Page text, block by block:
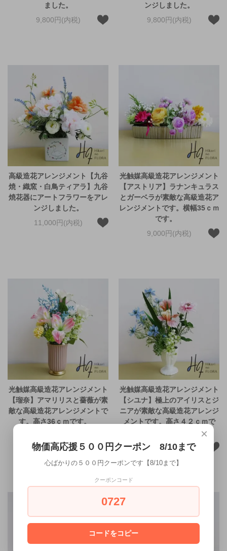
ました。
9,800円(内税)
ンジしました。
9,800円(内税)
高級造花アレンジメント【九谷
焼・織窯・白鳥ティアラ】九谷
焼花器にアートフラワーをアレ
ンジしました。
11,000円(内税)
光触媒高級造花アレンジメント
【アストリア】ラナンキュラス
とガーベラが素敵な高級造花ア
レンジメントです。横幅35ｃｍ
です。
9,000円(内税)
光触媒高級造花アレンジメント
【瑠奈】アマリリスと薔薇が素
敵な高級造花アレンジメントで
す。高さ36ｃｍです。
光触媒高級造花アレンジメント
【シユナ】極上のアイリスとジ
ニアが素敵な高級造花アレンジ
メントです。高さ４２ｃｍで
13,500円(内税)
×
物価高応援５００円クーポン 8/10まで
心ばかりの５００円クーポンです【8/10まで】
クーポンコード
0727
コードをコピー